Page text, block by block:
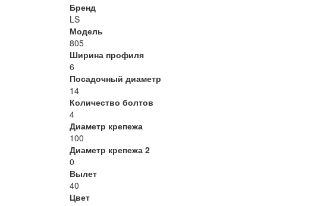
Бренд
LS
Модель
805
Ширина профиля
6
Посадочный диаметр
14
Количество болтов
4
Диаметр крепежа
100
Диаметр крепежа 2
0
Вылет
40
Цвет